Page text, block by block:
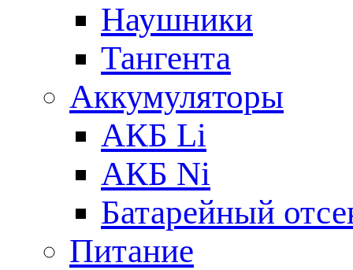
Наушники
Тангента
Аккумуляторы
АКБ Li
АКБ Ni
Батарейный
Питание